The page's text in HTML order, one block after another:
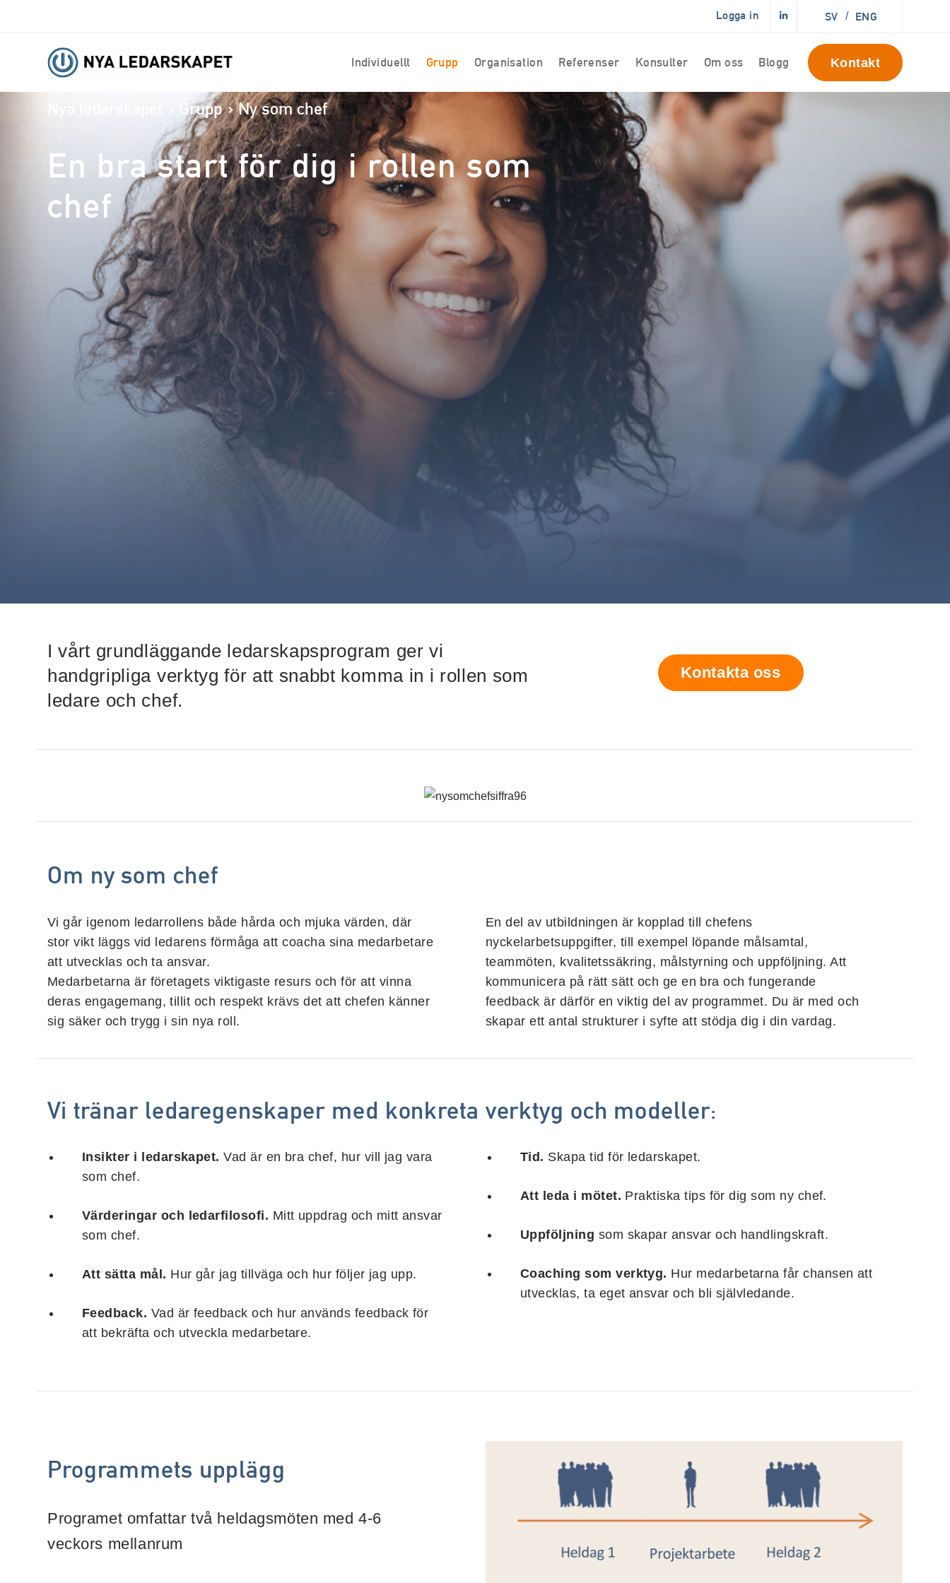
Logga in SV / ENG
Individuellt Grupp Organisation Referenser Konsulter Om oss Blogg Kontakt
Grupp Ny som chef
En bra start för dig i rollen som
chef
I vårt grundläggande ledarskapsprogram ger vi
handgripliga verktyg för att snabbt komma in i rollen som
ledare och chef.
Kontakta oss
Om ny som chef
Vi går igenom ledarrollens både hårda och mjuka värden, där
stor vikt läggs vid ledarens förmåga att coacha sina medarbetare
att utvecklas och ta ansvar.
Medarbetarna är företagets viktigaste resurs och för att vinna
deras engagemang, tillit och respekt krävs det att chefen känner
sig säker och trygg i sin nya roll.
En del av utbildningen är kopplad till chefens
nyckelarbetsuppgifter, till exempel löpande målsamtal,
teammöten, kvalitetssäkring, målstyrning och uppföljning. Att
kommunicera på rätt sätt och ge en bra och fungerande
feedback är därför en viktig del av programmet. Du är med och
skapar ett antal strukturer i syfte att stödja dig i din vardag.
Vi tränar ledaregenskaper med konkreta verktyg och modeller:
Insikter i ledarskapet. Vad är en bra chef, hur vill jag vara
som chef.
Värderingar och ledarfilosofi. Mitt uppdrag och mitt ansvar
som chef.
Att sätta mål. Hur går jag tillväga och hur följer jag upp.
Feedback. Vad är feedback och hur används feedback för
att bekräfta och utveckla medarbetare.
Tid. Skapa tid för ledarskapet.
Att leda i mötet. Praktiska tips för dig som ny chef.
Uppföljning som skapar ansvar och handlingskraft.
Coaching som verktyg. Hur medarbetarna får chansen att
utvecklas, ta eget ansvar och bli självledande.
Programmets upplägg
Programet omfattar två heldagsmöten med 4-6
veckors mellanrum